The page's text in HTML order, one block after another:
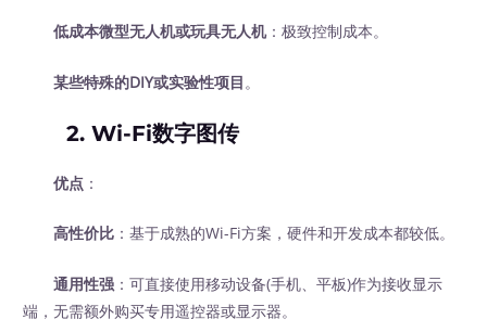
低成本微型无人机或玩具无人机：极致控制成本。
某些特殊的DIY或实验性项目 。
2. Wi-Fi数字图传
优点 ：
高性价比 ：基于成熟的Wi-Fi方案，硬件和开发成本都较低。
通用性强 ：可直接使用移动设备(手机、平板)作为接收显示
端，无需额外购买专用遥控器或显示器。